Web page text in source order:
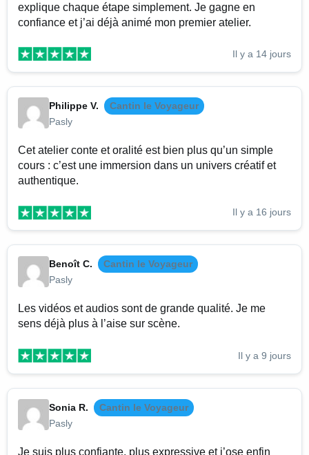
explique chaque étape simplement. Je gagne en
confiance et j’ai déjà animé mon premier atelier.
Il y a 14 jours
Philippe V.
Cantin le Voyageur
Pasly
Cet atelier conte et oralité est bien plus qu’un simple
cours : c’est une immersion dans un univers créatif et
authentique.
Il y a 16 jours
Benoît C.
Cantin le Voyageur
Pasly
Les vidéos et audios sont de grande qualité. Je me
sens déjà plus à l’aise sur scène.
Il y a 9 jours
Sonia R.
Cantin le Voyageur
Pasly
Je suis plus confiante, plus expressive et j’ose enfin